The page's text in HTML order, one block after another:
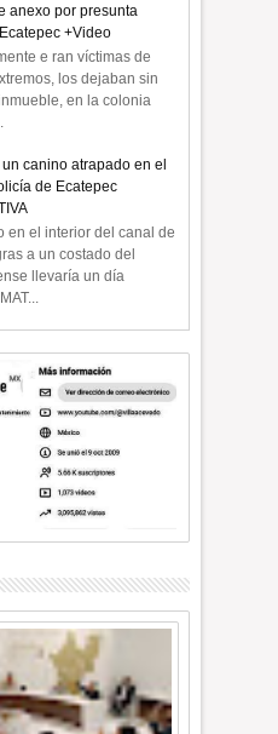
anexo por presunta
+Video
e ran víctimas de
los dejaban sin
en la colonia
canino atrapado en el
de Ecatepec
en el interior del canal de
a un costado del
llevaría un día